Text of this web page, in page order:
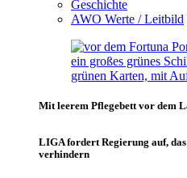
Geschichte
AWO Werte / Leitbild
Mit leerem Pflegebett vor dem
LIGA fordert Regierung auf, das
verhindern